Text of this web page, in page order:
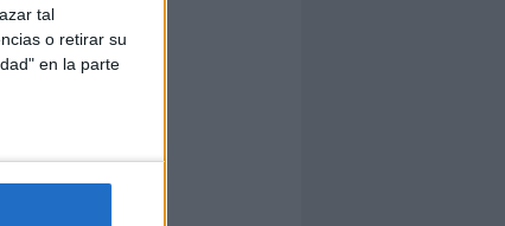
tal
o retirar su
en la parte